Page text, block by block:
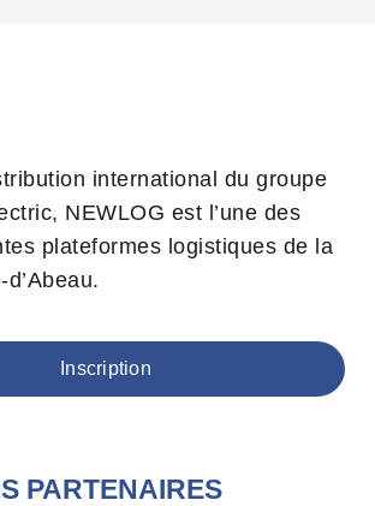
international du groupe
NEWLOG est l’une des
plateformes logistiques de la
Inscription
PARTENAIRES